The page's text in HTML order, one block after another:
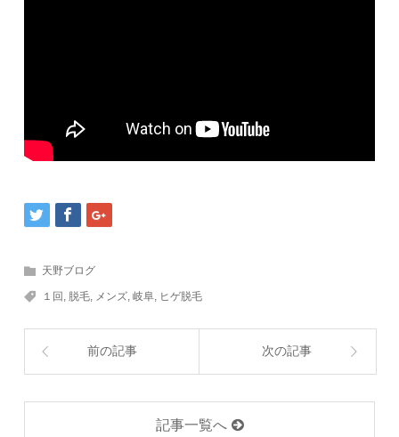
天野ブログ
１回 , 脱毛, メンズ,岐阜, ヒゲ脱毛
前の記事 次の記事
記事一覧へ